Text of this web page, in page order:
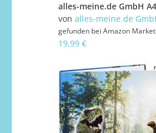
von alles-meine.de
gefunden bei Amazon
19,99 €